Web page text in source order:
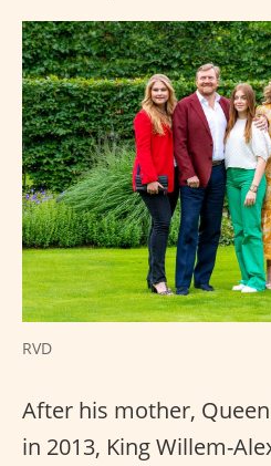
RVD
After his mother,
in 2013, King Willem-